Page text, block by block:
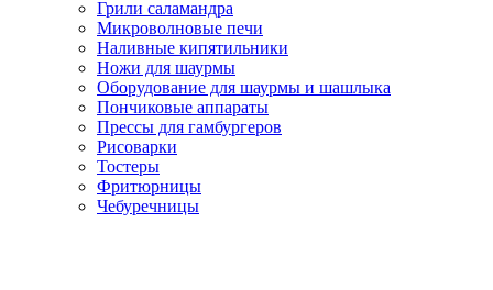
Грили саламандра
Микроволновые печи
Наливные кипятильники
Ножи для шаурмы
Оборудование для шаурмы и шашлыка
Пончиковые аппараты
Прессы для гамбургеров
Рисоварки
Тостеры
Фритюрницы
Чебуречницы